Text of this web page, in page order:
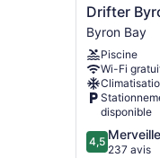
Drifter
Byron
Bay
Byron
Bay
Drifter
Byron Bay
Piscine
Wi-Fi
disponible
4.5
sur
4,5
237 avis